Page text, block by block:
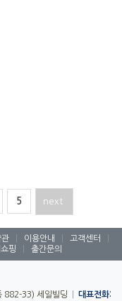
5 next
관 이용안내 고객센터
핑 출간문의
882-33) 세일빌딩
대표전화: